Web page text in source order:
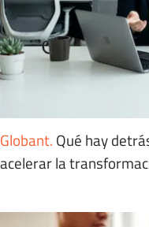
Globant. Qué hay
acelerar la